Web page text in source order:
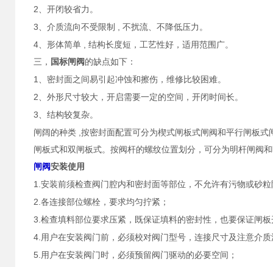
2、开闭较省力。
3、介质流向不受限制 不扰流、不降低压力。
4、形体简单
结构长度短，工艺性好，适用范围广。
三， 国标闸阀 的缺点如下：
1 、密封面之间易引起冲蚀和擦伤，维修比较困难。
2、外形尺寸较大，开启需要一定的空间，开闭时间长。
3、结构较复杂。
闸阔的种类 按密封面配置可分为楔式闸板式闸阀和平行闸板式
闸板式和双闸板式。按阀杆的螺纹位置划分，可分为明杆闸阀
闸阀安装使用
1. 安装前须检查阀门腔内和密封面等部位，不允许有污物或砂
2. 各连接部位螺栓，要求均匀拧紧；
3. 检查填料部位要求压紧，既保证填料的密封性，也要保证闸
4. 用户在安装阀门前，必须校对阀门型号，连接尺寸及注意介
5. 用户在安装阀门时，必须预留阀门驱动的必要空间；